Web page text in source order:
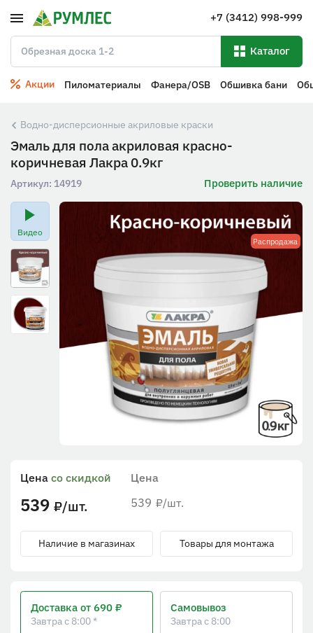
+7 (3412) 998-999
Каталог
Акции Пиломатериалы Фанера/OSB Обшивка бани
Водно-дисперсионные акриловые краски
Эмаль для пола акриловая красно-
коричневая Лакра 0.9кг
Артикул: 14919 Проверить наличие
Распродажа
Видео
Цена
539 ₽/шт.
Цена со скидкой
539 ₽/шт.
Наличие в магазинах Товары для монтажа
Доставка от 690 ₽
Завтра с 8:00 *
Самовывоз
Завтра с 8:00